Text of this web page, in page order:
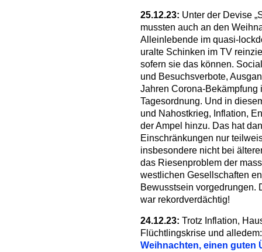
25.12.23: Unter der Devise
mussten auch an den
Alleinlebende im quasi-
uralte Schinken im TV
sofern sie das können.
und Besuchsverbote,
Jahren Corona-Bekämpfung
Tagesordnung. Und in
und Nahostkrieg, Inflation,
der Ampel hinzu. Das hat
Einschränkungen nur
insbesondere nicht bei
das Riesenproblem der
westlichen Gesellschaften
Bewusstsein vorgedrungen.
war rekordverdächtig!
24.12.23: Trotz Inflation,
Flüchtlingskrise und
Weihnachten, einen guten